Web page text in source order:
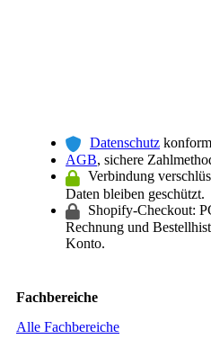
Datenschutz
AGB, sichere
Verbindung
Daten bleiben geschützt.
Shopify-Checkout:
Rechnung und
Konto.
Fachbereiche
Alle Fachbereiche